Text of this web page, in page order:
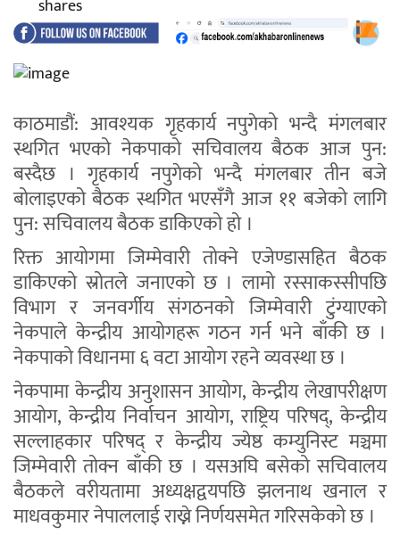
shares
काठमाडौं: आवश्यक गृहकार्य नपुगेको भन्दै मंगलबार
स्थगित भएको नेकपाको सचिवालय बैठक आज पुन:
बस्दैछ । गृहकार्य नपुगेको भन्दै मंगलबार तीन बजे
बोलाइएको बैठक स्थगित भएसँगै आज ११ बजेको लागि
पुन: सचिवालय बैठक डाकिएको हो ।
रिक्त आयोगमा जिम्मेवारी तोक्ने एजेण्डासहित बैठक
डाकिएको स्रोतले जनाएको छ । लामो रस्साकस्सीपछि
विभाग र जनवर्गीय संगठनको जिम्मेवारी टुंग्याएको
नेकपाले केन्द्रीय आयोगहरू गठन गर्न भने बाँकी छ ।
नेकपाको विधानमा ६ वटा आयोग रहने व्यवस्था छ ।
नेकपामा केन्द्रीय अनुशासन आयोग, केन्द्रीय लेखापरीक्षण
आयोग, केन्द्रीय निर्वाचन आयोग, राष्ट्रिय परिषद्, केन्द्रीय
सल्लाहकार परिषद् र केन्द्रीय ज्येष्ठ कम्युनिस्ट मञ्चमा
जिम्मेवारी तोक्न बाँकी छ । यसअघि बसेको सचिवालय
बैठकले वरीयतामा अध्यक्षद्वयपछि झलनाथ खनाल र
माधवकुमार नेपाललाई राख्ने निर्णयसमेत गरिसकेको छ ।